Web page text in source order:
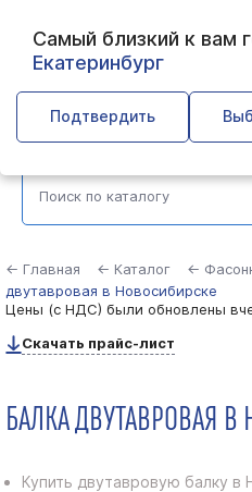
Самый близкий к вам
Екатеринбург
Подтвердить
Новосибирск
← Главная ← Каталог ←
двутавровая в Новосибирске
Цены (с НДС) были обновлены
Скачать прайс-лист
БАЛКА ДВУТАВРОВАЯ
Купить двутавровую балку в